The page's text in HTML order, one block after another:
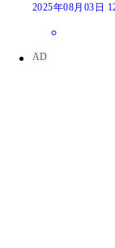
2025年08月03日